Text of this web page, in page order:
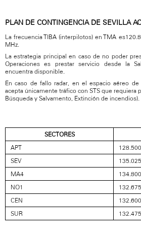
PLAN DE CONTINGENCIA DE SEVILLA
La frecuencia TIBA (interpilotos) en TMA
MHz.
La estrategia principal en caso de no poder
Operaciones es prestar servicio desde la
encuentra disponible.
En caso de fallo radar, en el espacio aéreo de
acepta únicamente tráfico con STS que requiera
Búsqueda y Salvamento, Extinción de incendios).
SECTORES
APT
SEV
MA4
NO1
CEN
SUR